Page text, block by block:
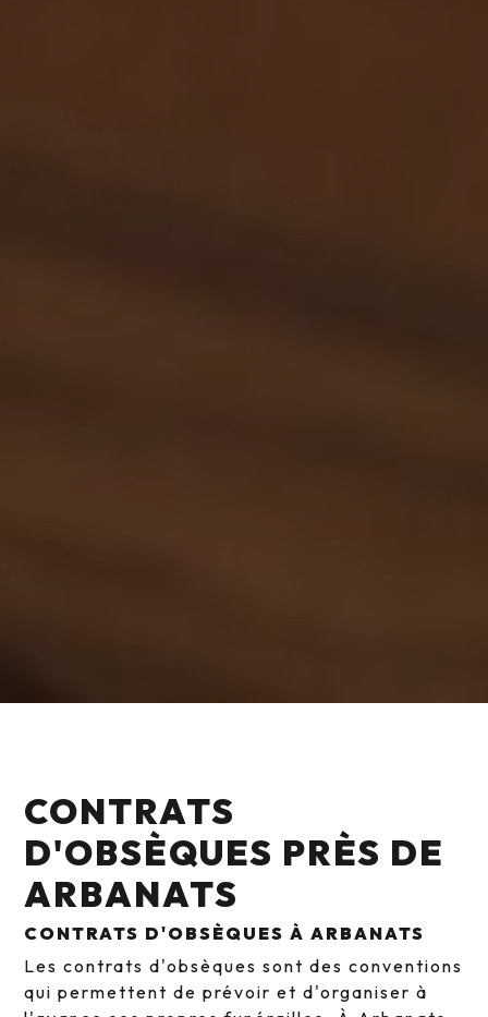
CONTRATS
D'OBSÈQUES PRÈS DE
ARBANATS
CONTRATS D'OBSÈQUES À ARBANATS
Les contrats d'obsèques sont des conventions
qui permettent de prévoir et d'organiser à